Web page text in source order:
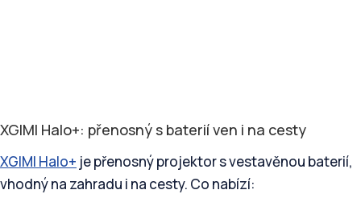
XGIMI Halo+: přenosný s baterií ven i na cesty
XGIMI Halo+ je přenosný projektor s vestavěnou baterií,
vhodný na zahradu i na cesty. Co nabízí: